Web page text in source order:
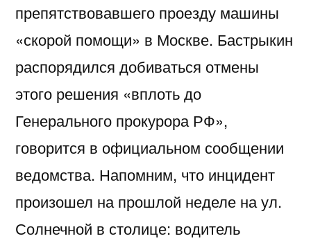
препятствовавшего проезду машины
«скорой помощи» в Москве. Бастрыкин
распорядился добиваться отмены
этого решения «вплоть до
Генерального прокурора РФ»,
говорится в официальном сообщении
ведомства. Напомним, что инцидент
произошел на прошлой неделе на ул.
Солнечной в столице: водитель